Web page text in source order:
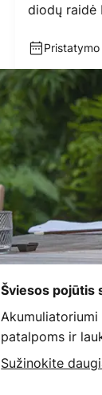
diodų raidė
Šviesos pojūtis
patalpoms ir
Sužinokite